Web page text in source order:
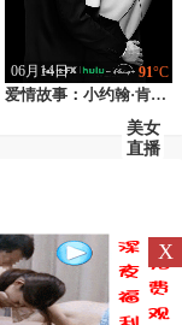
91°C
爱情故事：小约翰·肯尼迪与卡罗琳·贝塞特
06月14日
类型：欧美
备17000448号-2
美女
直播
X